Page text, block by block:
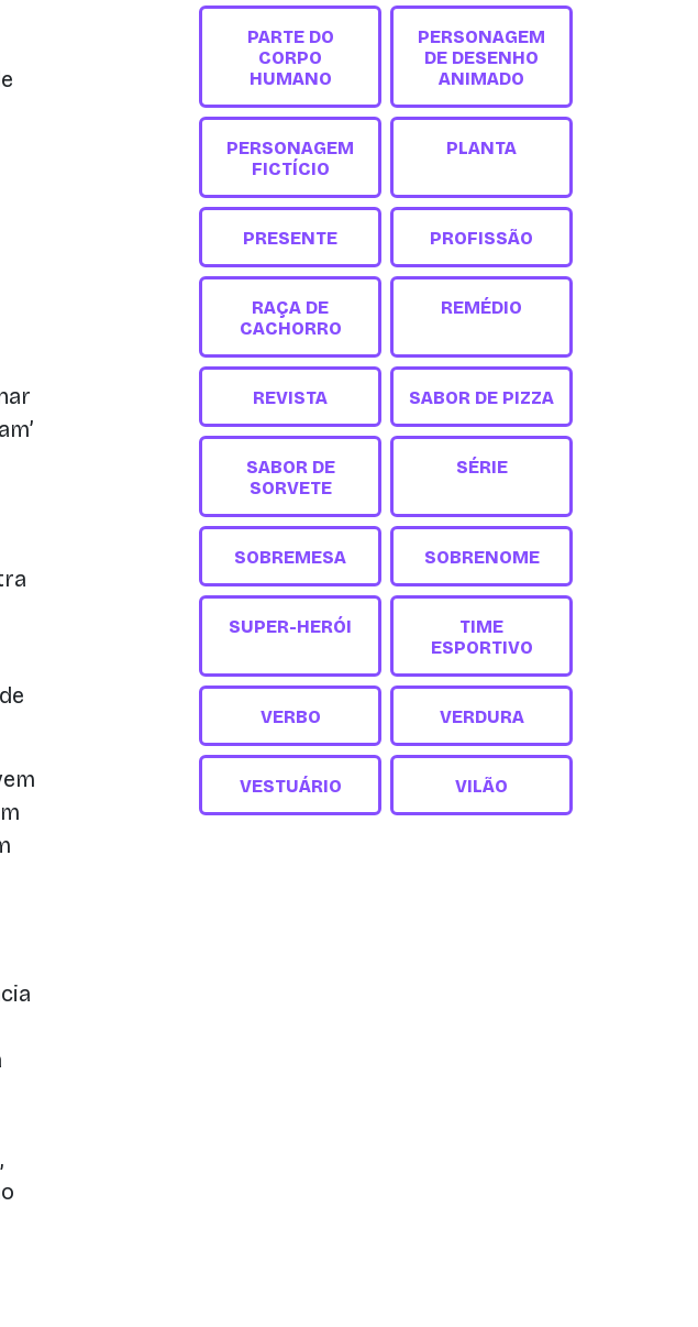
PARTE DO
CORPO
HUMANO
PERSONAGEM
DE DESENHO
ANIMADO
PERSONAGEM
FICTÍCIO
PLANTA
PRESENTE PROFISSÃO
RAÇA DE
CACHORRO
REMÉDIO
REVISTA SABOR DE PIZZA
SABOR DE
SORVETE
SÉRIE
SOBREMESA SOBRENOME
SUPER-HERÓI
TIME
ESPORTIVO
VERBO VERDURA
VESTUÁRIO VILÃO